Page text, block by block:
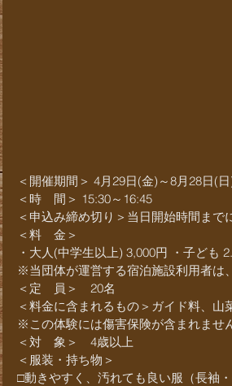
＜開催期間＞ 4月29日(金)～8月28
＜時　間＞ 15:30～16:45
＜申込み締め切り＞当日開始時間ま
＜料　金＞
・大人(中学生以上) 3,000円 ・子ども
※当団体が運営する宿泊施設利用者は
＜定　員＞　20名
＜料金に含まれるもの＞ガイド料、山
※この体験には傷害保険が含まれませ
＜対　象＞　4歳以上
＜服装・持ち物＞
□動きやすく、汚れても良い服（長袖